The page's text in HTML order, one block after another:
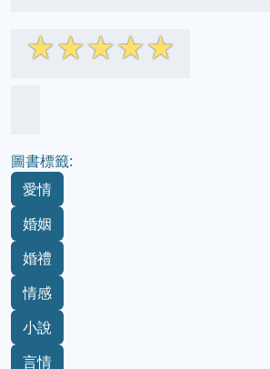
☆☆☆☆☆
圖書標籤:
愛情
婚姻
婚禮
情感
小說
言情